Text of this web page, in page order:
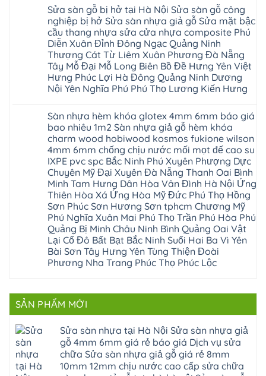
Ninh
hưng
yên
Lâm
Thao
Tam
Nông
hải
phòng
Thanh
Thủy
Tân
Bắc
Ninh
Gia
Lâm
Hà
Nam
Hà
Nội
Hưng
Yên
Đông
Anh
Nam
Định
Sóc
Sơn
Ninh
Bình
Thái
Bình
Vĩnh
Phúc
Tây
Hồ
Thanh
Hóa
Đống
Đa
Nghệ
An
thanh
oai
ứng
hòa
long
biên
sài
gòn
đông
anh
sóc
sơn
đà
nẵng
thanh
xuân
cầu
giấy
hoành
bồ
hạ
long
ninh
giang
hoàng
mai
quảng
ninh
tây
hồ
sơn
tây
thất
mê
linh
thanh
quốc
Nội
Sửa
sàn
nhựa
giả
gỗ
Sửa
mặt
bậc
cầu
thang
nhựa
nhựa
composite
Phúc
Thọ
Phúc
Lộc
Hát
Môn
Sài
Gòn
Thạch
Thất
Hạ
Bằng
Tây
Phương
tphcm
Hòa
Lạc
Yên
Xuân
Đạo
Đà
Nẵng
bình
luận
ở
Sửa
chữa
sàn
gỗ
tại
Hà
Nội
Sửa
sàn
nghiệp
tại
Hà
Nội
Sửa
sàn
nhựa
giả
gỗ
Sửa
mặt
bậc
cầu
thang
nhựa
sửa
cửa
nhựa
composite
Thanh
Nam
Phù
Thanh
Thượng
Phúc
Sửa sàn gỗ bị hở tại Hà Nội Sửa sàn gỗ công
nghiệp bị hở Sửa sàn nhựa giả gỗ Sửa mặt bậc
cầu thang nhựa sửa cửa nhựa composite Phú
Diễn Xuân Đỉnh Đông Ngạc Quảng Ninh
Thượng Cát Từ Liêm Xuân Phương Đà Nẵng
Tây Mỗ Đại Mỗ Long Biên Bồ Đề Hưng Yên Việt
Hưng Phúc Lợi Hà Đông Quảng Ninh Dương
Nội Yên Nghĩa Phú Phú Thọ Lương Kiến Hưng
bình
luận
ở
Sửa
sàn
gỗ
bị
hở
tại
Hà
Nội
Sửa
sàn
gỗ
công
nghiệp
bị
hở
Sửa
sàn
Sửa
mặt
bậc
cầu
nhựa
nhựa
composite
Sàn nhựa hèm khóa glotex 4mm 6mm báo giá
bao nhiêu 1m2 Sàn nhựa giả gỗ hèm khóa
charm wood hobiwood kosmos fukione wilson
4mm 6mm chống chịu nước mối mọt đế cao su
IXPE pvc spc Bắc Ninh Phú Xuyên Phượng Dực
Chuyên Mỹ Đại Xuyên Đà Nẵng Thanh Oai Bình
Minh Tam Hưng Dân Hòa Vân Đình Hà Nội Ứng
Thiên Hòa Xá Ứng Hòa Mỹ Đức Phú Thọ Hồng
Sơn Phúc Sơn Hương Sơn tphcm Chương Mỹ
Phú Nghĩa Xuân Mai Phú Thọ Trần Phú Hòa Phú
Quảng Bị Minh Châu Ninh Bình Quảng Oai Vật
Lại Cổ Đô Bất Bạt Bắc Ninh Suối Hai Ba Vì Yên
Bài Sơn Tây Hưng Yên Tùng Thiện Đoài
Phương Nha Trang Phúc Thọ Phúc Lộc
luận
ở
Sàn
khóa
glotex
4mm
6mm
SẢN PHẨM MỚI
Sửa sàn nhựa tại Hà Nội Sửa sàn nhựa giả
gỗ 4mm 6mm giá rẻ báo giá Dịch vụ sửa
chữa Sửa sàn nhựa giả gỗ giá rẻ 8mm
10mm 12mm chịu nước cao cấp sửa chữa